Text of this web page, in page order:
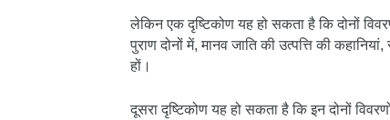
लेकिन एक दृष्टिकोण यह हो सकता है कि दोनों
पुराण दोनों में, मानव जाति की उत्पत्ति की
हों।
दूसरा दृष्टिकोण यह हो सकता है कि इन दोनों